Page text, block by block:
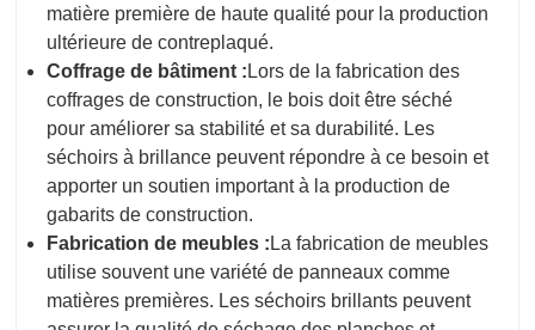
matière première de haute qualité pour la production
ultérieure de contreplaqué.
Coffrage de bâtiment : Lors de la fabrication des
coffrages de construction, le bois doit être séché
pour améliorer sa stabilité et sa durabilité. Les
séchoirs à brillance peuvent répondre à ce besoin et
apporter un soutien important à la production de
gabarits de construction.
Fabrication de meubles : La fabrication de meubles
utilise souvent une variété de panneaux comme
matières premières. Les séchoirs brillants peuvent